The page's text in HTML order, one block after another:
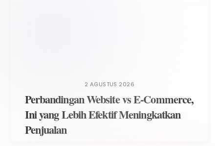
2 AGUSTUS 2026
Perbandingan Website vs E-Commerce,
Ini yang Lebih Efektif Meningkatkan
Penjualan